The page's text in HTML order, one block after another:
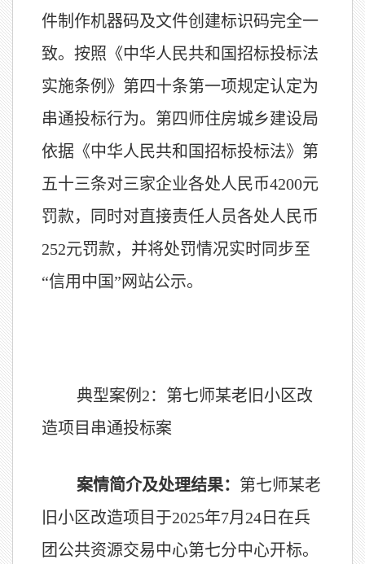
件制作机器码及文件创建标识码完全一
致。按照《中华人民共和国招标投标法
实施条例》第四十条第一项规定认定为
串通投标行为。第四师住房城乡建设局
依据《中华人民共和国招标投标法》第
五十三条对三家企业各处人民币4200元
罚款，同时对直接责任人员各处人民币
252元罚款，并将处罚情况实时同步至
“信用中国”网站公示。
典型案例2：第七师某老旧小区改
造项目串通投标案
案情简介及处理结果： 第七师某老
旧小区改造项目于2025年7月24日在兵
团公共资源交易中心第七分中心开标。